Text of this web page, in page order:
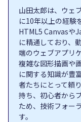
山田太郎は、ウェ
に10年以上の経験
HTML5 Canvasや
に精通しており、
端のウェブアプリ
複雑な図形描画や
に関する知識が豊
者たちにとって頼
持ち、初心者から
ため、技術フォー
す。